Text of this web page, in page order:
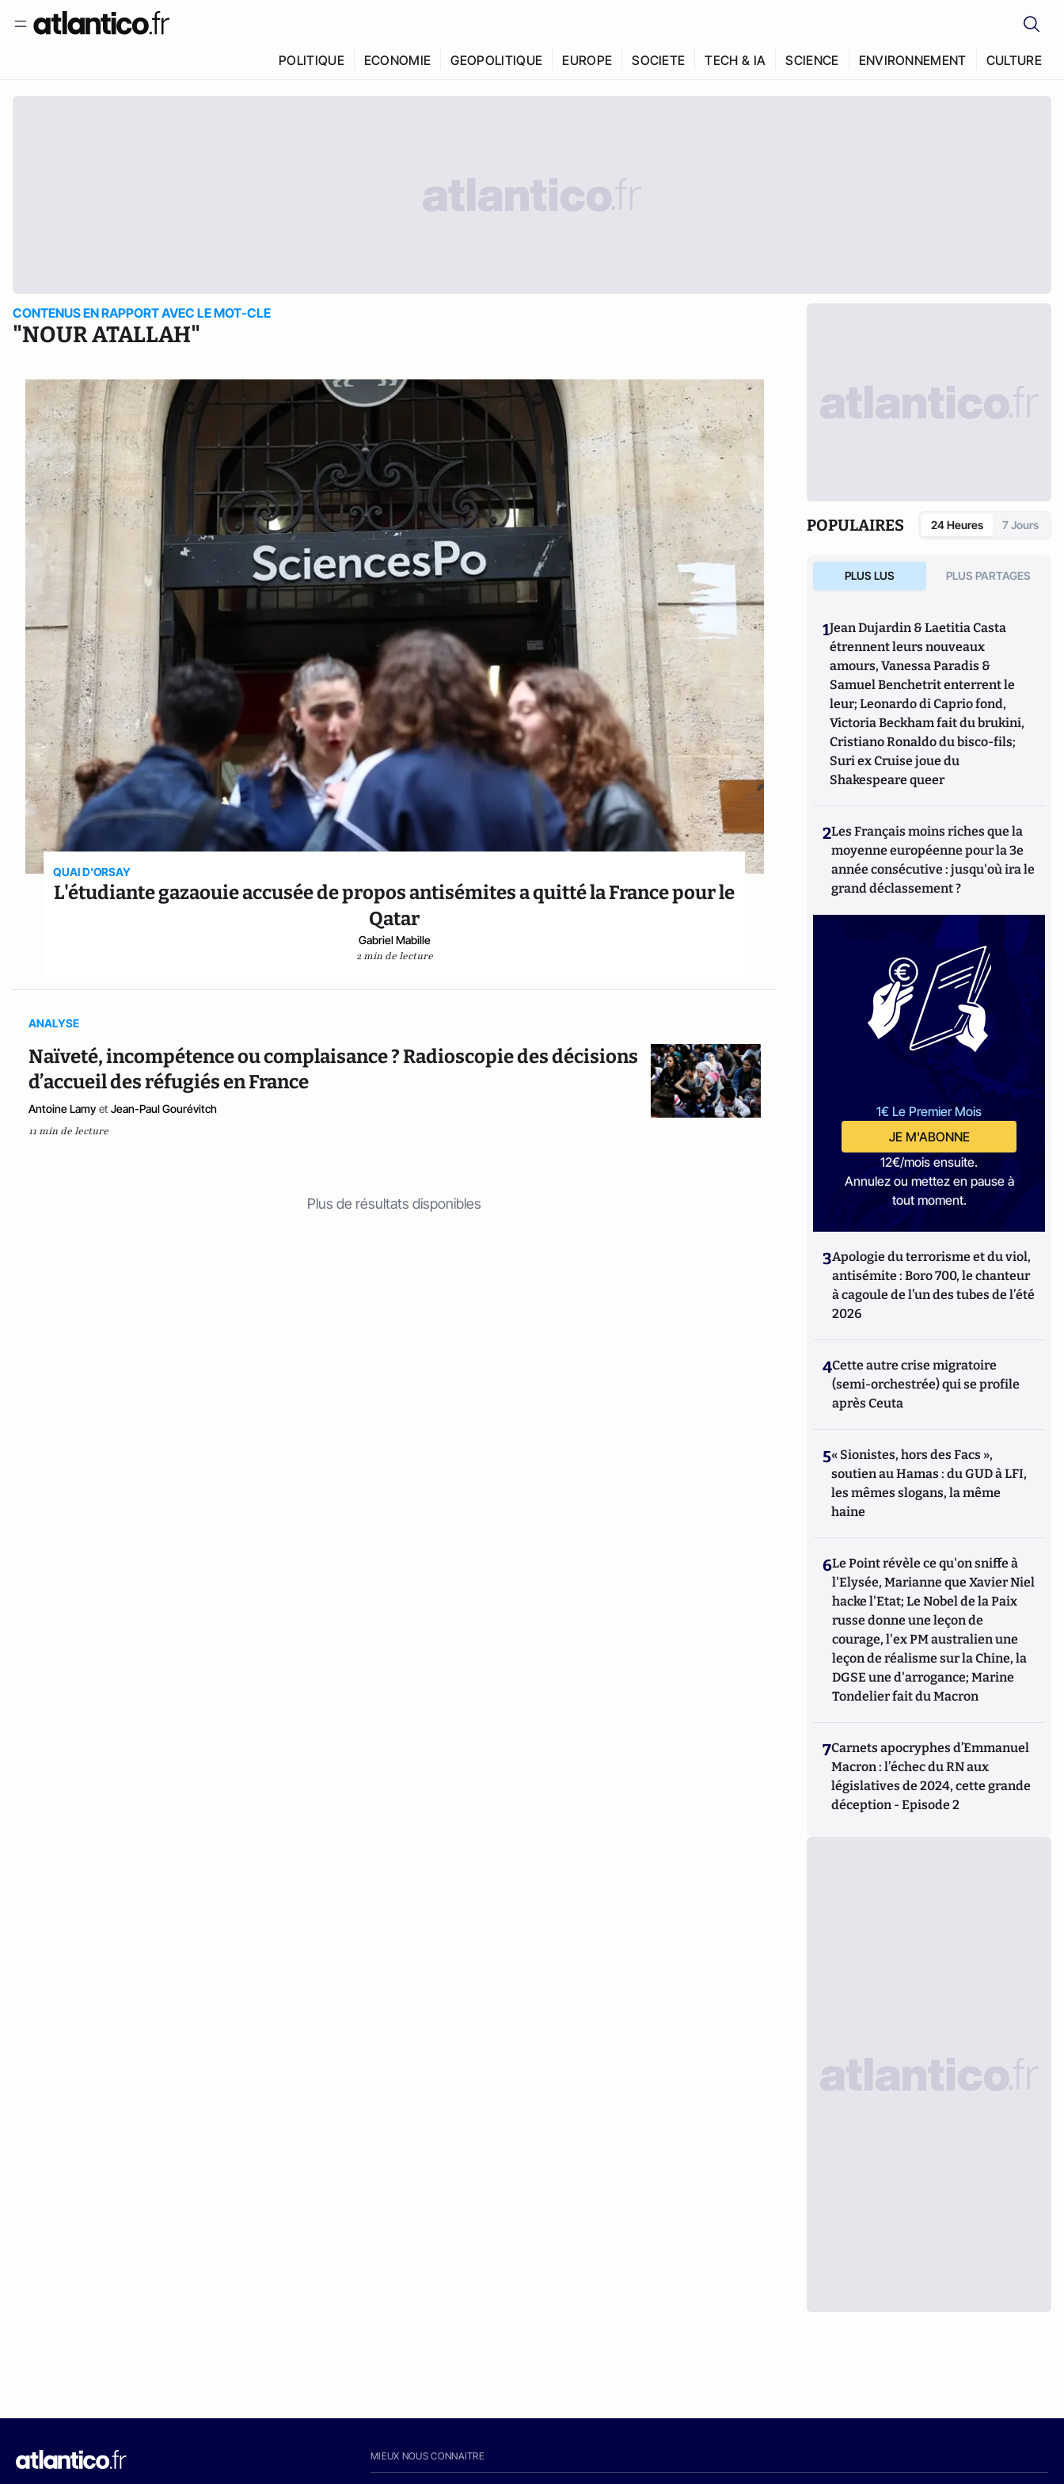
POLITIQUE ECONOMIE GEOPOLITIQUE EUROPE SOCIETE TECH & IA SCIENCE ENVIRONNEMENT CULTURE
CONTENUS EN RAPPORT AVEC LE MOT-CLE
"NOUR ATALLAH"
QUAI D'ORSAY
L'étudiante gazaouie accusée de propos antisémites a quitté la France pour le
Qatar
Gabriel Mabille
2 min de lecture
ANALYSE
Naïveté, incompétence ou complaisance ? Radioscopie des décisions
d’accueil des réfugiés en France
Antoine Lamy et Jean-Paul Gourévitch
11 min de lecture
Plus de résultats disponibles
POPULAIRES 24 Heures 7 Jours
PLUS LUS PLUS PARTAGES
1Jean Dujardin & Laetitia Casta
étrennent leurs nouveaux
amours, Vanessa Paradis &
Samuel Benchetrit enterrent le
leur; Leonardo di Caprio fond,
Victoria Beckham fait du brukini,
Cristiano Ronaldo du bisco-fils;
Suri ex Cruise joue du
Shakespeare queer
2Les Français moins riches que la
moyenne européenne pour la 3e
année consécutive : jusqu'où ira le
grand déclassement ?
1€ Le Premier Mois
JE M'ABONNE
12€/mois ensuite.
Annulez ou mettez en pause à
tout moment.
3Apologie du terrorisme et du viol,
antisémite : Boro 700, le chanteur
à cagoule de l’un des tubes de l’été
2026
4Cette autre crise migratoire
(semi-orchestrée) qui se profile
après Ceuta
5« Sionistes, hors des Facs »,
soutien au Hamas : du GUD à LFI,
les mêmes slogans, la même
haine
6Le Point révèle ce qu'on sniffe à
l'Elysée, Marianne que Xavier Niel
hacke l'Etat; Le Nobel de la Paix
russe donne une leçon de
courage, l'ex PM australien une
leçon de réalisme sur la Chine, la
DGSE une d'arrogance; Marine
Tondelier fait du Macron
7Carnets apocryphes d’Emmanuel
Macron : l’échec du RN aux
législatives de 2024, cette grande
déception - Episode 2
MIEUX NOUS CONNAITRE